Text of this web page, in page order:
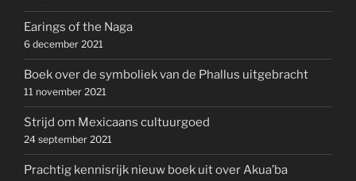
Earings of the Naga
6 december 2021
Boek over de symboliek van de Phallus uitgebracht
11 november 2021
Strijd om Mexicaans cultuurgoed
24 september 2021
Prachtig kennisrijk nieuw boek uit over Akua’ba